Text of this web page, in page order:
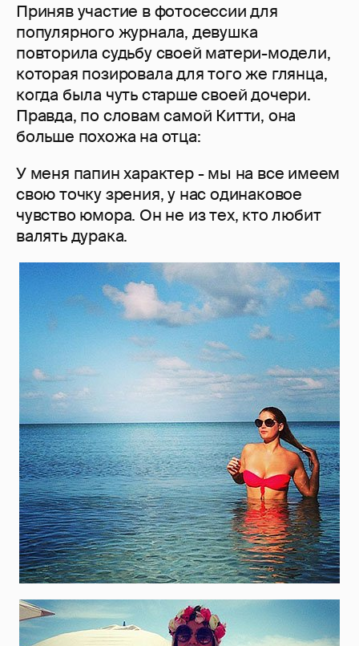
Приняв участие в фотосессии для
популярного журнала, девушка
повторила судьбу своей матери-модели,
которая позировала для того же глянца,
когда была чуть старше своей дочери.
Правда, по словам самой Китти, она
больше похожа на отца:
У меня папин характер - мы на все имеем
свою точку зрения, у нас одинаковое
чувство юмора. Он не из тех, кто любит
валять дурака.